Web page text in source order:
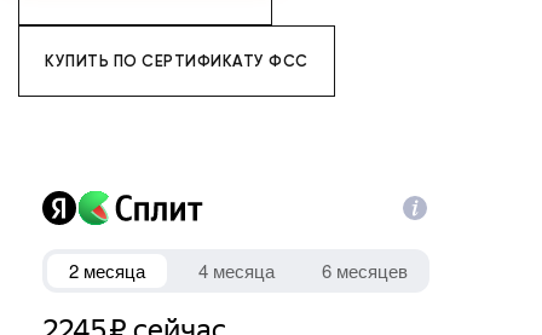
КУПИТЬ ПО СЕРТИФИКАТУ ФСС